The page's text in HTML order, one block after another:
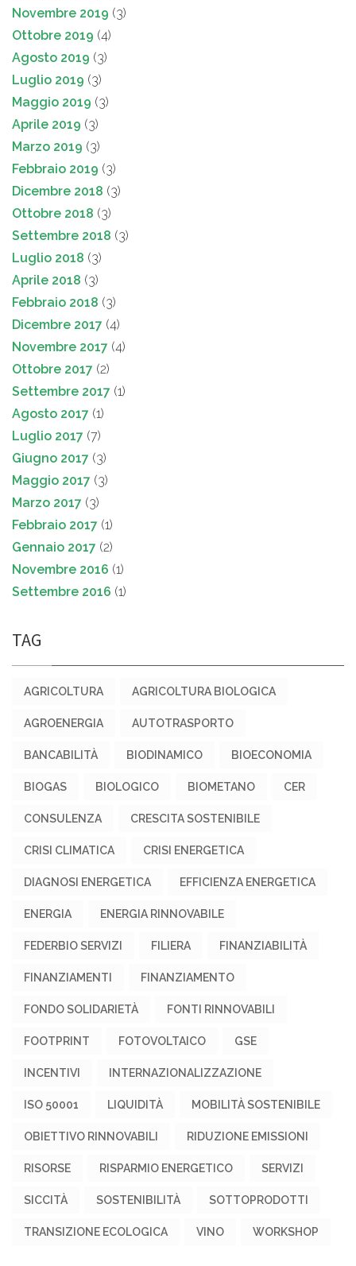
Novembre 2019 (3)
Ottobre 2019 (4)
Agosto 2019 (3)
Luglio 2019 (3)
Maggio 2019 (3)
Aprile 2019 (3)
Marzo 2019 (3)
Febbraio 2019 (3)
Dicembre 2018 (3)
Ottobre 2018 (3)
Settembre 2018 (3)
Luglio 2018 (3)
Aprile 2018 (3)
Febbraio 2018 (3)
Dicembre 2017 (4)
Novembre 2017 (4)
Ottobre 2017 (2)
Settembre 2017 (1)
Agosto 2017 (1)
Luglio 2017 (7)
Giugno 2017 (3)
Maggio 2017 (3)
Marzo 2017 (3)
Febbraio 2017 (1)
Gennaio 2017 (2)
Novembre 2016 (1)
Settembre 2016 (1)
TAG
AGRICOLTURA AGRICOLTURA BIOLOGICA
AGROENERGIA AUTOTRASPORTO
BANCABILITÀ BIODINAMICO BIOECONOMIA
BIOGAS BIOLOGICO BIOMETANO CER
CONSULENZA CRESCITA SOSTENIBILE
CRISI CLIMATICA CRISI ENERGETICA
DIAGNOSI ENERGETICA EFFICIENZA ENERGETICA
ENERGIA ENERGIA RINNOVABILE
FEDERBIO SERVIZI FILIERA FINANZIABILITÀ
FINANZIAMENTI FINANZIAMENTO
FONDO SOLIDARIETÀ FONTI RINNOVABILI
FOOTPRINT FOTOVOLTAICO GSE
INCENTIVI INTERNAZIONALIZZAZIONE
ISO 50001 LIQUIDITÀ MOBILITÀ SOSTENIBILE
OBIETTIVO RINNOVABILI RIDUZIONE EMISSIONI
RISORSE RISPARMIO ENERGETICO SERVIZI
SICCITÀ SOSTENIBILITÀ SOTTOPRODOTTI
TRANSIZIONE ECOLOGICA VINO WORKSHOP